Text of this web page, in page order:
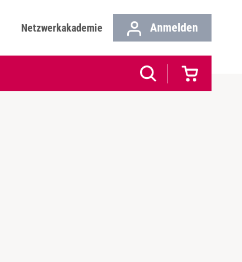
Netzwerkakademie Anmelden